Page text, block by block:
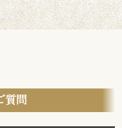
質問